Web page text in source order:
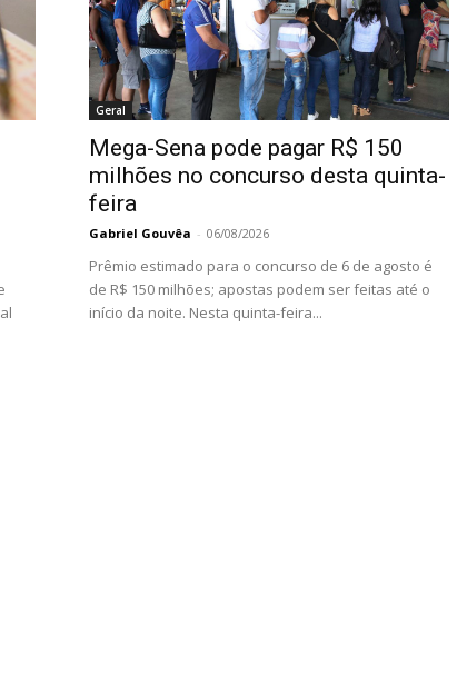
Geral
Mega-Sena pode pagar R$ 150
milhões no concurso desta quinta-
feira
Gabriel Gouvêa - 06/08/2026
Prêmio estimado para o concurso de 6 de agosto é
de R$ 150 milhões; apostas podem ser feitas até o
início da noite. Nesta quinta-feira...